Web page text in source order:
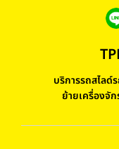
บริการรถสไล
ย้ายเครื่องจั